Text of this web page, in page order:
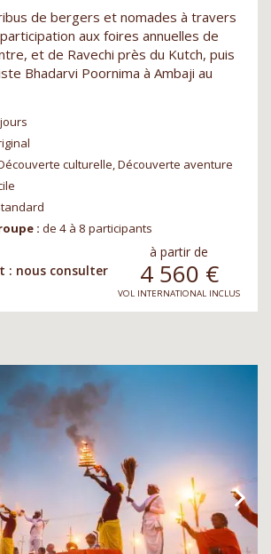
de bergers et nomades à travers
aux foires annuelles de
et de Ravechi près du Kutch, puis
Bhadarvi Poornima à Ambaji au
culturelle, Découverte aventure
: de 4 à 8 participants
: nous consulter
à partir de
4 560 €
VOL INTERNATIONAL INCLUS